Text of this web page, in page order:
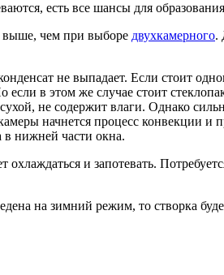
есть все шансы для
выше, чем при выборе двухкамерного.
не выпадает. Если стоит
в этом же случае стоит
не содержит влаги. Однако
начнется процесс конвекции и
в нижней части окна.
и запотевать.
на зимний режим, то створка